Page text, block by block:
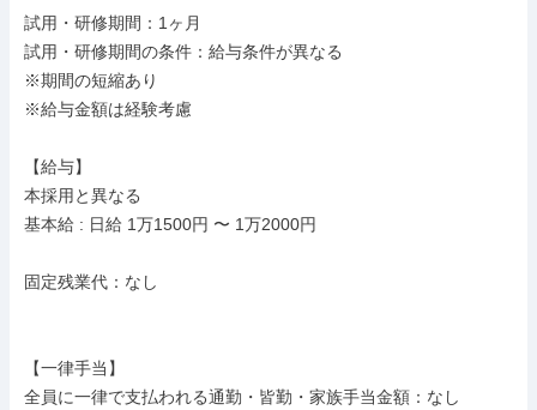
試用・研修期間：1ヶ月
試用・研修期間の条件：給与条件が異なる
※期間の短縮あり
※給与金額は経験考慮
【給与】
本採用と異なる
基本給 : 日給 1万1500円 〜 1万2000円
固定残業代：なし
【一律手当】
全員に一律で支払われる通勤・皆勤・家族手当金額：なし